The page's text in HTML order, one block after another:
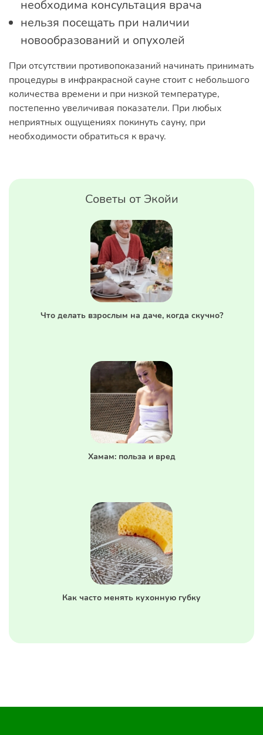
необходима консультация врача
нельзя посещать при наличии
новообразований и опухолей
При отсутствии противопоказаний начинать принимать
процедуры в инфракрасной сауне стоит с небольшого
количества времени и при низкой температуре,
постепенно увеличивая показатели. При любых
неприятных ощущениях покинуть сауну, при
необходимости обратиться к врачу.
Советы от Экойи
Что делать взрослым на даче, когда скучно?
Хамам: польза и вред
Как часто менять кухонную губку